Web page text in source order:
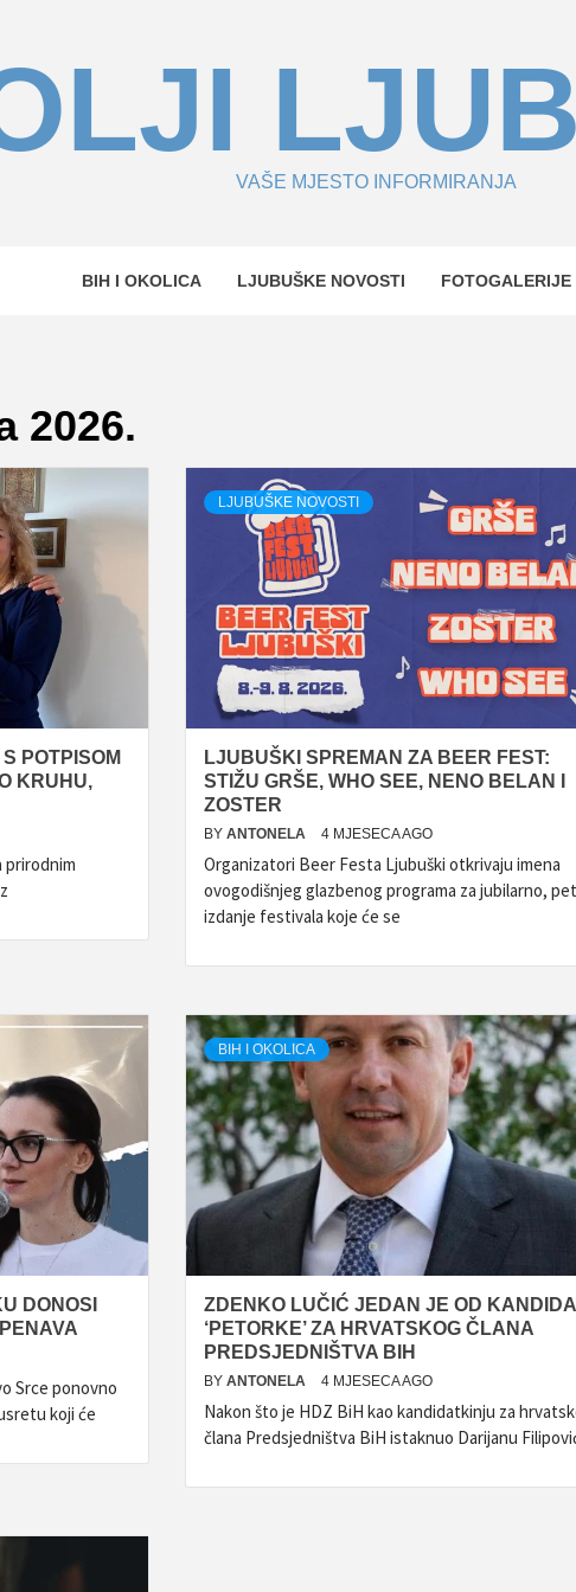
VAŠE MJESTO INFORMIRANJA
BIH I OKOLICA LJUBUŠKE NOVOSTI FOTOGALERIJE
2026.
POTPISOM
KRUHU,
prirodnim
LJUBUŠKE NOVOSTI
LJUBUŠKI SPREMAN ZA BEER FEST:
STIŽU GRŠE, WHO SEE, NENO BELAN I
ZOSTER
BY ANTONELA 4 MJESECA AGO
Organizatori Beer Festa Ljubuški otkrivaju imena
ovogodišnjeg glazbenog programa za jubilarno,
izdanje festivala koje će se
DONOSI
Srce ponovno
koji će
BIH I OKOLICA
ZDENKO LUČIĆ JEDAN JE OD
‘PETORKE’ ZA HRVATSKOG ČLANA
PREDSJEDNIŠTVA BIH
BY ANTONELA 4 MJESECA AGO
Nakon što je HDZ BiH kao kandidatkinju za
člana Predsjedništva BiH istaknuo Darijanu